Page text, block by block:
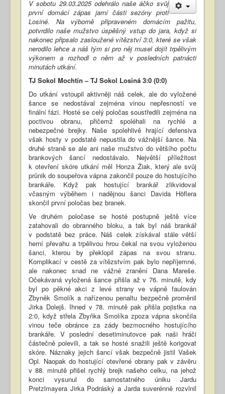
V sobotu 29.03.2025 odehrálo naše áčko svůj
první domácí zápas jarní části sezóny proti
Losiné. Na výborně připraveném domácím pažitu,
potvrdilo naše mužstvo úspěšný vstup do jara, když si
nakonec připsalo zasloužené vítězství 3:0, které se však
nerodilo lehce a náš tým si pro něj musel dojít trpělivým
výkonem a rozhodl o něm až v posledních patnácti
minutách utkání.
TJ Sokol Mochtín – TJ Sokol Losiná 3:0 (0:0)
Do utkání vstoupil aktivněji náš celek, ale do vyložené
šance se nedostával zejména vinou nepřesností ve
finální fázi. Hosté se celý poločas soustředili zejména na
poctivou obranu, přičemž spoléhali na rychlé a
nebezpečné brejky. Naše spolehlivě hrající defensiva
však hosty v podstatě nepustila do vážnější šance. Na
druhé straně se ale ani naše mužstvo do většího počtu
brankových šancí nedostávalo. Největší příležitost
k otevření skóre utkání měl Honza Žiak, který ale svůj
průnik do soupeřova vápna zakončil pouze do hostujícího
brankáře. Když pak hostující brankář zlikvidoval
včasným výběhem i nadějnou šanci Davida Höflera
skončil první poločas bez branek.
Ve druhém poločase se hosté postupně ještě více
zatahovali do obranného bloku, a tak byl náš brankář
v podstatě bez práce. Náš celek získával stále větší
herní převahu a trpělivou hrou čekal na svou vyloženou
šanci, kterou by překlopil zápas na svou stranu.
Komplikací v cestě za vítězstvím pak bylo nepříjemné,
ale nakonec snad ne vážné zranění Dana Mareše.
Očekávaná vyložená šance přišla až v 76. minutě, kdy
byl po pěkné akci z levé strany ve vápně faulován
Zbyněk Smolík a nařízenou penaltu bezpečně proměnil
Jirka Dolejš. Ihned v 78. minutě pak přišla pojistka na
2:0, když střela Zbyňka Smolíka zpoza vápna skončila
vinou teče obránce za zády bezmocného hostujícího
brankáře. V poslední desetiminutovce pak naši hráči
částečně polevili, a tak se hosté snažili ještě korigovat
skóre. Náznaky jejich šancí však bezpečně jistil Vašek
Opl. Naopak do hostující otevřené obrany pak v závěru
v 88. minutě přišel rychlý brejk našeho celku, na jehož
konci vysunul do samostatného úniku Jardu
Pretzlmayera Jirka Podráský a Jarda suverénně rozvlnil